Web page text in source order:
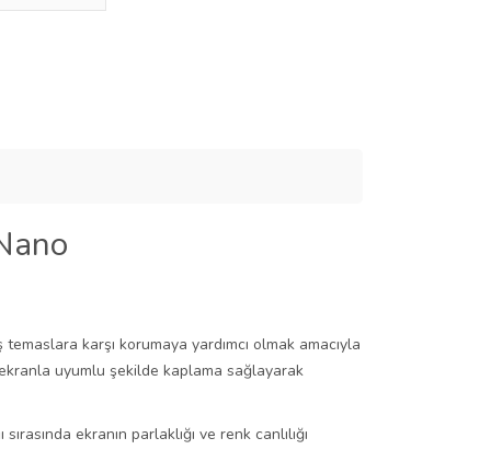
karşı korumaya yardımcı olmak amacıyla
uyumlu şekilde kaplama sağlayarak
ekranın parlaklığı ve renk canlılığı